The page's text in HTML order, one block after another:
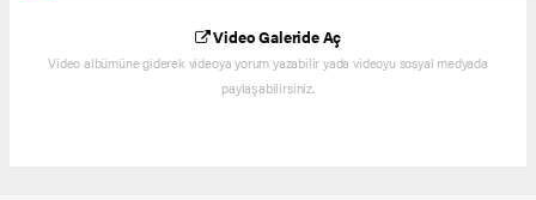
Video Galeride Aç
Video albümüne giderek videoya yorum yazabilir yada videoyu sosyal medyada
paylaşabilirsiniz.